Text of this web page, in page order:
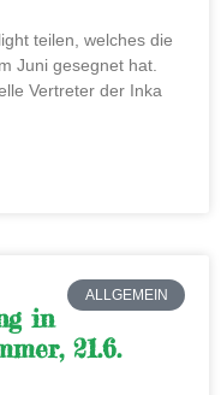
teilen, welches die
Juni gesegnet hat.
Vertreter der Inka
ALLGEMEIN
in
21.6.